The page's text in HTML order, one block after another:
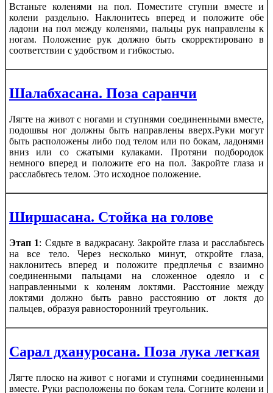
Встаньте коленями на пол. Поместите ступни вместе и
колени раздельно. Наклонитесь вперед и положите обе
ладони на пол между коленями, пальцы рук направлены к
ногам. Положение рук должно быть скорректировано в
соответствии с удобством и гибкостью.
Шалабхасана. Поза саранчи
Лягте на живот с ногами и ступнями соединенными вместе,
подошвы ног должны быть направлены вверх.Руки могут
быть расположены либо под телом или по бокам, ладонями
вниз или со сжатыми кулаками. Протяни подбородок
немного вперед и положите его на пол. Закройте глаза и
расслабьтесь телом. Это исходное положение.
Ширшасана. Стойка на голове
Этап 1: Сядьте в ваджрасану. Закройте глаза и расслабьтесь
на все тело. Через несколько минут, откройте глаза,
наклонитесь вперед и положите предплечья с взаимно
соединенными пальцами на сложенное одеяло и с
направленными к коленям локтями. Расстояние между
локтями должно быть равно расстоянию от локтя до
пальцев, образуя равносторонний треугольник.
Сарал дхануросана. Поза лука легкая
Лягте плоско на живот с ногами и ступнями соединенными
вместе. Руки расположены по бокам тела. Согните колени и